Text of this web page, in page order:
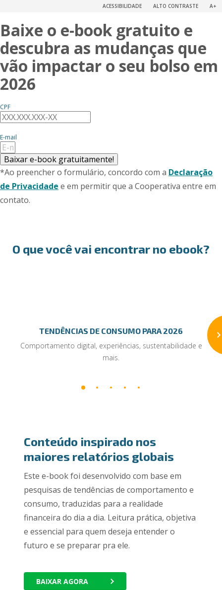
ACESSIBILIDADE ALTO CONTRASTE A+
Baixe o e-book gratuito e
descubra as mudanças que
vão impactar o seu bolso em
2026
CPF
E-mail
Baixar e-book gratuitamente!
*Ao preencher o formulário, concordo com a Declaração
de Privacidade e em permitir que a Cooperativa entre em
contato.
O que você vai encontrar no ebook?
TENDÊNCIAS DE CONSUMO PARA 2026
Comportamento digital, experiências, sustentabilidade e
mais.
Conteúdo inspirado nos
maiores relatórios globais
Este e-book foi desenvolvido com base em
pesquisas de tendências de comportamento e
consumo, traduzidas para a realidade
financeira do dia a dia. Leitura prática, objetiva
e essencial para quem deseja entender o
futuro e se preparar pra ele.
BAIXAR AGORA